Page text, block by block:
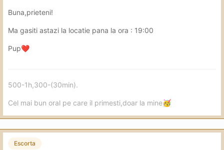
Buna,prieteni!
Ma gasiti astazi la locatie pana la ora : 19:00
Pup❤️
500-1h,300-(30min).
Cel mai bun oral pe care il primesti,doar la mine🥳
Escorta